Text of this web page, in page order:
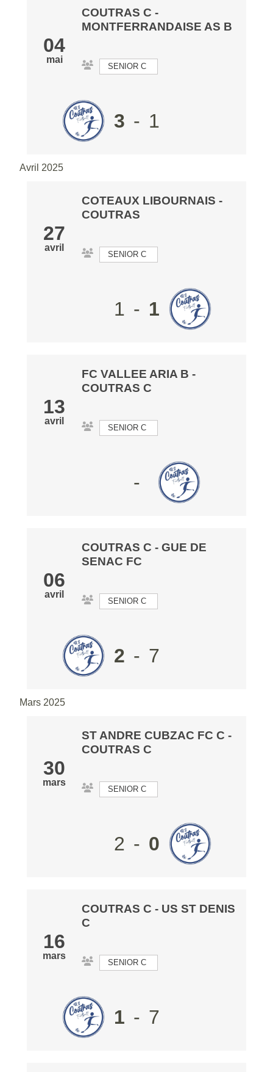
04
mai
COUTRAS C -
MONTFERRANDAISE AS B
SENIOR C
3 - 1
Avril 2025
27
avril
COTEAUX LIBOURNAIS -
COUTRAS
SENIOR C
1 - 1
13
avril
FC VALLEE ARIA B -
COUTRAS C
SENIOR C
-
06
avril
COUTRAS C - GUE DE
SENAC FC
SENIOR C
2 - 7
Mars 2025
30
mars
ST ANDRE CUBZAC FC C -
COUTRAS C
SENIOR C
2 - 0
16
mars
COUTRAS C - US ST DENIS
C
SENIOR C
1 - 7